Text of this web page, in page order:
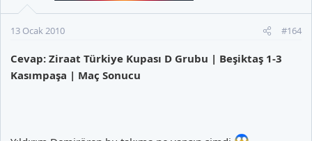
13 Ocak 2010 #164
Cevap: Ziraat Türkiye Kupası D Grubu | Beşiktaş 1-3
Kasımpaşa | Maç Sonucu